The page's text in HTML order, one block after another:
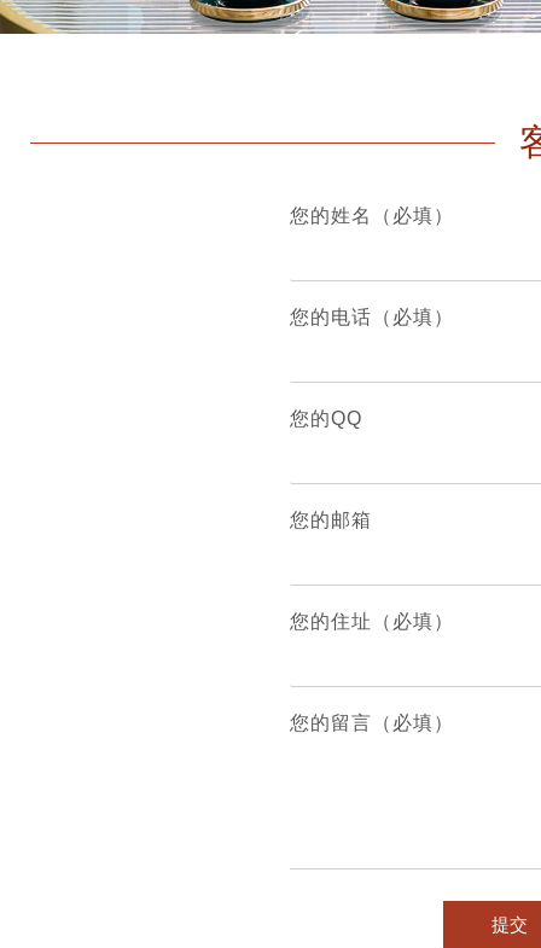
您的姓名（必填）
您的电话（必填）
您的QQ
您的邮箱
您的住址（必填）
您的留言（必填）
提交